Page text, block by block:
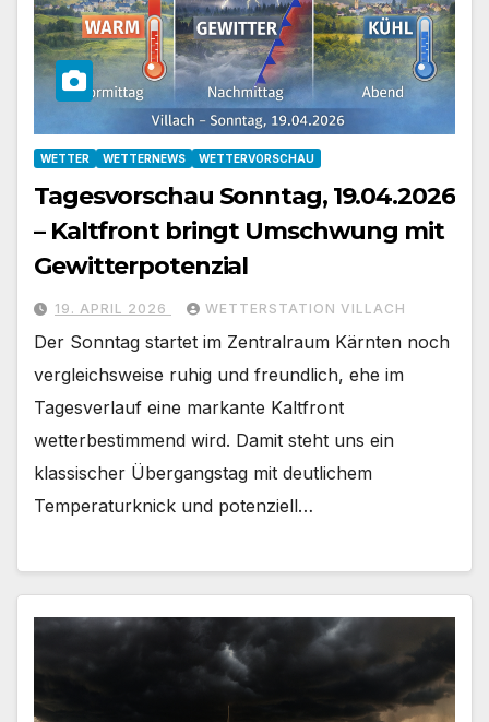
WETTER WETTERNEWS WETTERVORSCHAU
Tagesvorschau Sonntag, 19.04.2026
– Kaltfront bringt Umschwung mit
Gewitterpotenzial
19. APRIL 2026 WETTERSTATION VILLACH
Der Sonntag startet im Zentralraum Kärnten noch
vergleichsweise ruhig und freundlich, ehe im
Tagesverlauf eine markante Kaltfront
wetterbestimmend wird. Damit steht uns ein
klassischer Übergangstag mit deutlichem
Temperaturknick und potenziell…